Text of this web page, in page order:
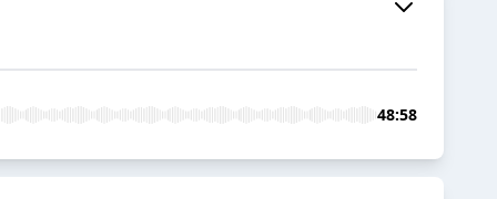
48:58